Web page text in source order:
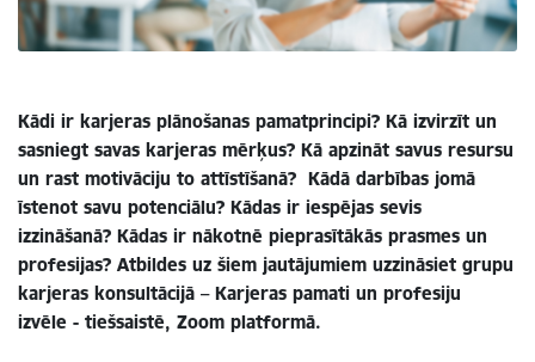
Kādi ir karjeras plānošanas pamatprincipi? Kā izvirzīt un
sasniegt savas karjeras mērķus? Kā apzināt savus resursu
un rast motivāciju to attīstīšanā? Kādā darbības jomā
īstenot savu potenciālu? Kādas ir iespējas sevis
izzināšanā? Kādas ir nākotnē pieprasītākās prasmes un
profesijas? Atbildes uz šiem jautājumiem uzzināsiet grupu
karjeras konsultācijā – Karjeras pamati un profesiju
izvēle - tiešsaistē, Zoom platformā.